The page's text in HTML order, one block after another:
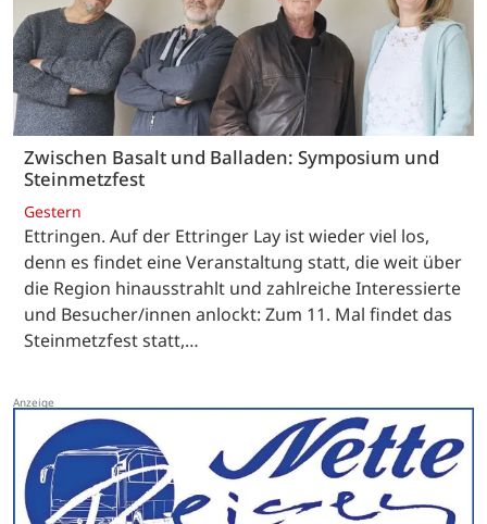
Zwischen Basalt und Balladen: Symposium und
Steinmetzfest
Gestern
Ettringen. Auf der Ettringer Lay ist wieder viel los,
denn es findet eine Veranstaltung statt, die weit über
die Region hinausstrahlt und zahlreiche Interessierte
und Besucher/innen anlockt: Zum 11. Mal findet das
Steinmetzfest statt,…